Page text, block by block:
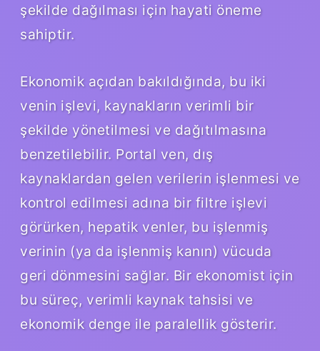
şekilde dağılması için hayati öneme
sahiptir.
Ekonomik açıdan bakıldığında, bu iki
venin işlevi, kaynakların verimli bir
şekilde yönetilmesi ve dağıtılmasına
benzetilebilir. Portal ven, dış
kaynaklardan gelen verilerin işlenmesi ve
kontrol edilmesi adına bir filtre işlevi
görürken, hepatik venler, bu işlenmiş
verinin (ya da işlenmiş kanın) vücuda
geri dönmesini sağlar. Bir ekonomist için
bu süreç, verimli kaynak tahsisi ve
ekonomik denge ile paralellik gösterir.